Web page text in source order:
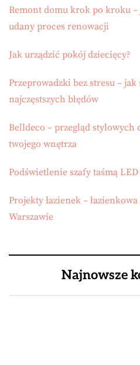
Remont domu krok po kroku –
udany proces renowacji
Jak urządzić pokój dziecięcy?
Przeprowadzki bez stresu –
najczęstszych błędów
Belldeco – przegląd stylowych
twojego wnętrza
Podświetlenie szafy taśmą
Projekty łazienek –
Warszawie
Najnowsze